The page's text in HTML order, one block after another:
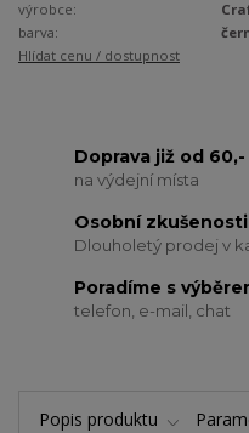
výrobce:
barva:
Hlídat cenu / dostupnost
Doprava již od 60,-
na výdejní místa
Osobní zkušenosti
Dlouholetý prodej v
Poradíme s
telefon, e-mail, chat
Popis produktu